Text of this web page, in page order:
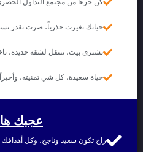
كن جزءاً من مجتمع التداول
حياتك تغيرت جذرياً، صرت تقدر
تشتري بيت، تنتقل لشقة جديدة،
حياة سعيدة، كل شي تمنيته،
عجبك
راح تكون سعيد وناجح، وكل أهدافك